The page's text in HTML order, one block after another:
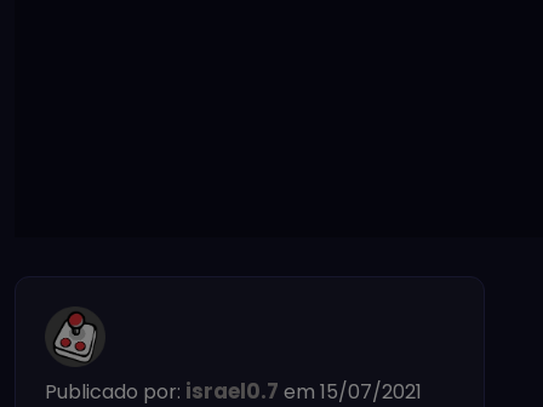
Publicado por: israel0.7 em 15/07/2021